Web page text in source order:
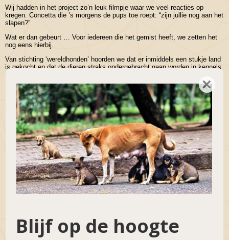
Wij hadden in het project zo’n leuk filmpje waar we veel reacties op
kregen. Concetta die ’s morgens de pups toe roept: “zijn jullie nog aan het
slapen?”
Wat er dan gebeurt … Voor iedereen die het gemist heeft, we zetten het
nog eens hierbij.
Van stichting ‘wereldhonden’ hoorden we dat er inmiddels een stukje land
is gekocht en dat de dieren straks ondergebracht gaan worden in kennels.
Videospeler
×
Blijf op de hoogte